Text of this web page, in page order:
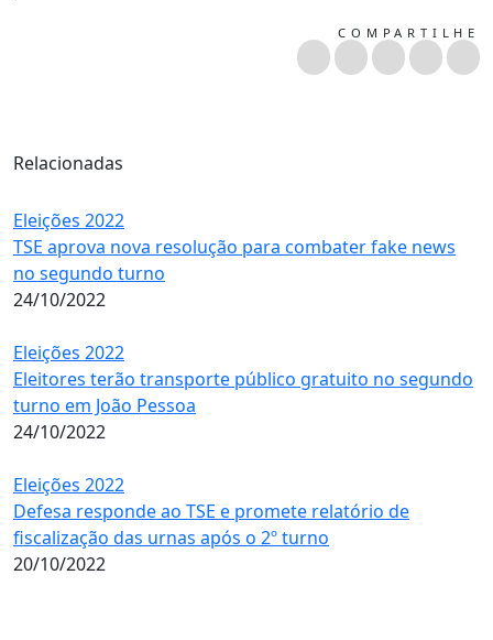
COMPARTILHE
Relacionadas
Eleições 2022
TSE aprova nova resolução para combater fake news
no segundo turno
24/10/2022
Eleições 2022
Eleitores terão transporte público gratuito no segundo
turno em João Pessoa
24/10/2022
Eleições 2022
Defesa responde ao TSE e promete relatório de
fiscalização das urnas após o 2º turno
20/10/2022